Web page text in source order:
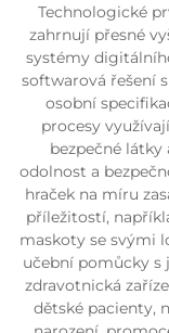
Technologické
zahrnují přesné
systémy
softwarová řešení
osobní
procesy
bezpečné látky
odolnost a
hraček na míru
příležitostí,
maskoty se svými
učební pomůcky
zdravotnická
dětské pacienty,